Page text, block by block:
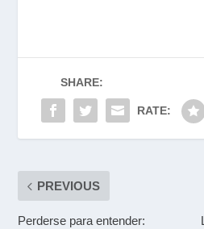
SHARE:
RATE:
PREVIOUS
Perderse para entender: